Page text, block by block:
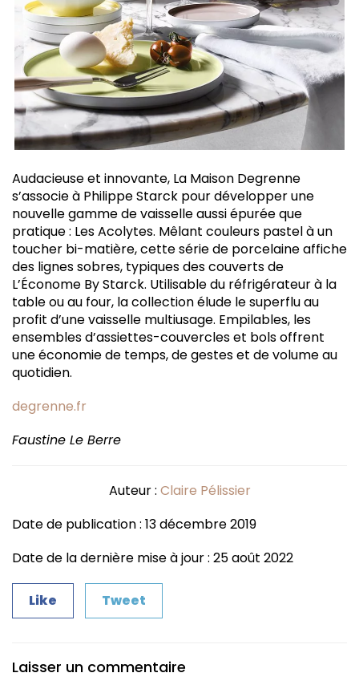
Audacieuse et innovante, La Maison Degrenne
s’associe à Philippe Starck pour développer une
nouvelle gamme de vaisselle aussi épurée que
pratique : Les Acolytes. Mêlant couleurs pastel à un
toucher bi-matière, cette série de porcelaine affiche
des lignes sobres, typiques des couverts de
L’Économe By Starck. Utilisable du réfrigérateur à la
table ou au four, la collection élude le superflu au
profit d’une vaisselle multiusage. Empilables, les
ensembles d’assiettes-couvercles et bols offrent
une économie de temps, de gestes et de volume au
quotidien.
degrenne.fr
Faustine Le Berre
Auteur : Claire Pélissier
Date de publication : 13 décembre 2019
Date de la dernière mise à jour : 25 août 2022
Like Tweet
Laisser un commentaire